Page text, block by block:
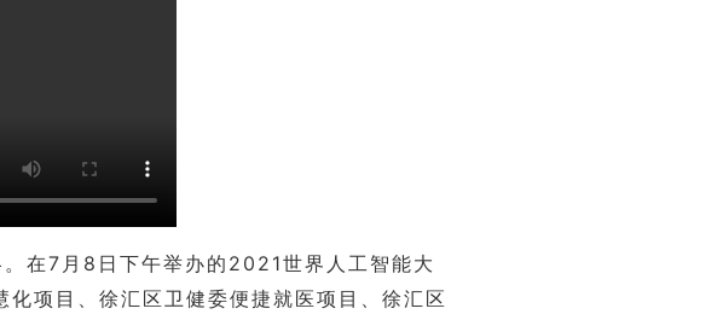
在7月8日下午举办的 2021世界人工智能大
项目、徐汇区卫健委便捷就医项目、徐汇区